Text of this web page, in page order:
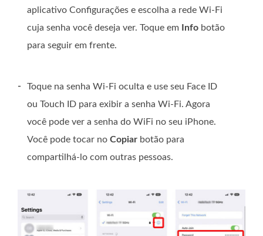
aplicativo Configurações e escolha a rede Wi-Fi
cuja senha você deseja ver. Toque em
Info botão
para seguir em frente.
-
Toque na senha Wi-Fi oculta e use seu Face ID
ou Touch ID para exibir a senha Wi-Fi. Agora
você pode ver a senha do WiFi no seu iPhone.
Você pode tocar no Copiar botão para
compartilhá-lo com outras pessoas.